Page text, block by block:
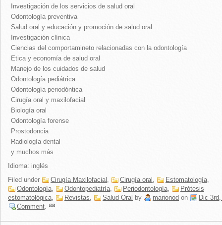
Investigación de los servicios de salud oral
Odontología preventiva
Salud oral y educación y promoción de salud oral.
Investigación clínica
Ciencias del comportamineto relacionadas con la odontología
Etica y economía de salud oral
Manejo de los cuidados de salud
Odontología pediátrica
Odontología periodóntica
Cirugía oral y maxilofacial
Biología oral
Odontología forense
Prostodoncia
Radiología dental
y muchos más
Idioma: inglés
Filed under
Cirugía Maxilofacial , Cirugía oral , Estomatología,
Odontología, Odontopediatría, Periodontología,
Prótesis
estomatológica, Revistas, Salud Oral by marionod on
Dic
Comment.